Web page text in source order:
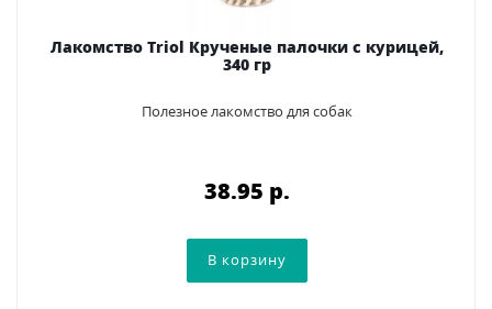
Лакомство Triol Крученые палочки с курицей,
340 гр
Полезное лакомство для собак
38.95 p.